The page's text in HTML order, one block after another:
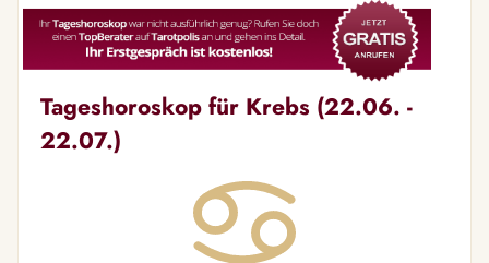
Tageshoroskop für Krebs (22.06. -
22.07.)